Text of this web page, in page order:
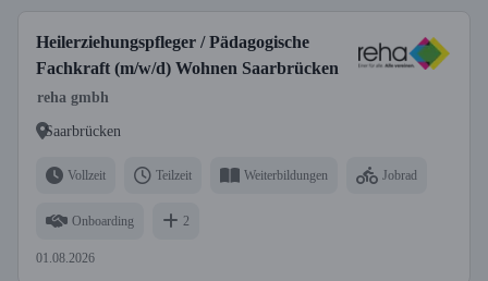
Heilerziehungspfleger / Pädagogische
Fachkraft (m/w/d) Wohnen Saarbrücken
reha gmbh
Saarbrücken
Vollzeit Teilzeit Weiterbildungen Jobrad
Onboarding 2
01.08.2026